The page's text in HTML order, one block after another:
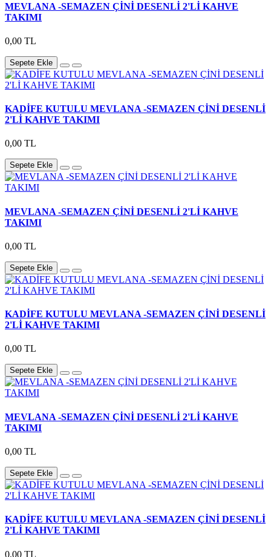
MEVLANA -SEMAZEN ÇİNİ DESENLİ 2'Lİ KAHVE
TAKIMI
0,00 TL
Sepete Ekle
KADİFE KUTULU MEVLANA -SEMAZEN ÇİNİ DESENLİ
2'Lİ KAHVE TAKIMI
0,00 TL
Sepete Ekle
MEVLANA -SEMAZEN ÇİNİ DESENLİ 2'Lİ KAHVE
TAKIMI
0,00 TL
Sepete Ekle
KADİFE KUTULU MEVLANA -SEMAZEN ÇİNİ DESENLİ
2'Lİ KAHVE TAKIMI
0,00 TL
Sepete Ekle
MEVLANA -SEMAZEN ÇİNİ DESENLİ 2'Lİ KAHVE
TAKIMI
0,00 TL
Sepete Ekle
KADİFE KUTULU MEVLANA -SEMAZEN ÇİNİ DESENLİ
2'Lİ KAHVE TAKIMI
0,00 TL